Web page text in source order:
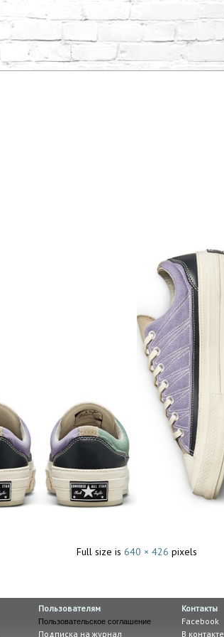
Full size is 640 × 426 pixels
Пользователям Контакты
Пользовательское соглашение Facebook
Подписка на журнал В контакте